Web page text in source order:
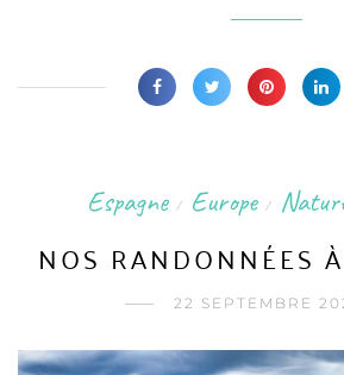
Espagne / Europe /
NOS RANDONNÉES
22 SEPTEMBRE